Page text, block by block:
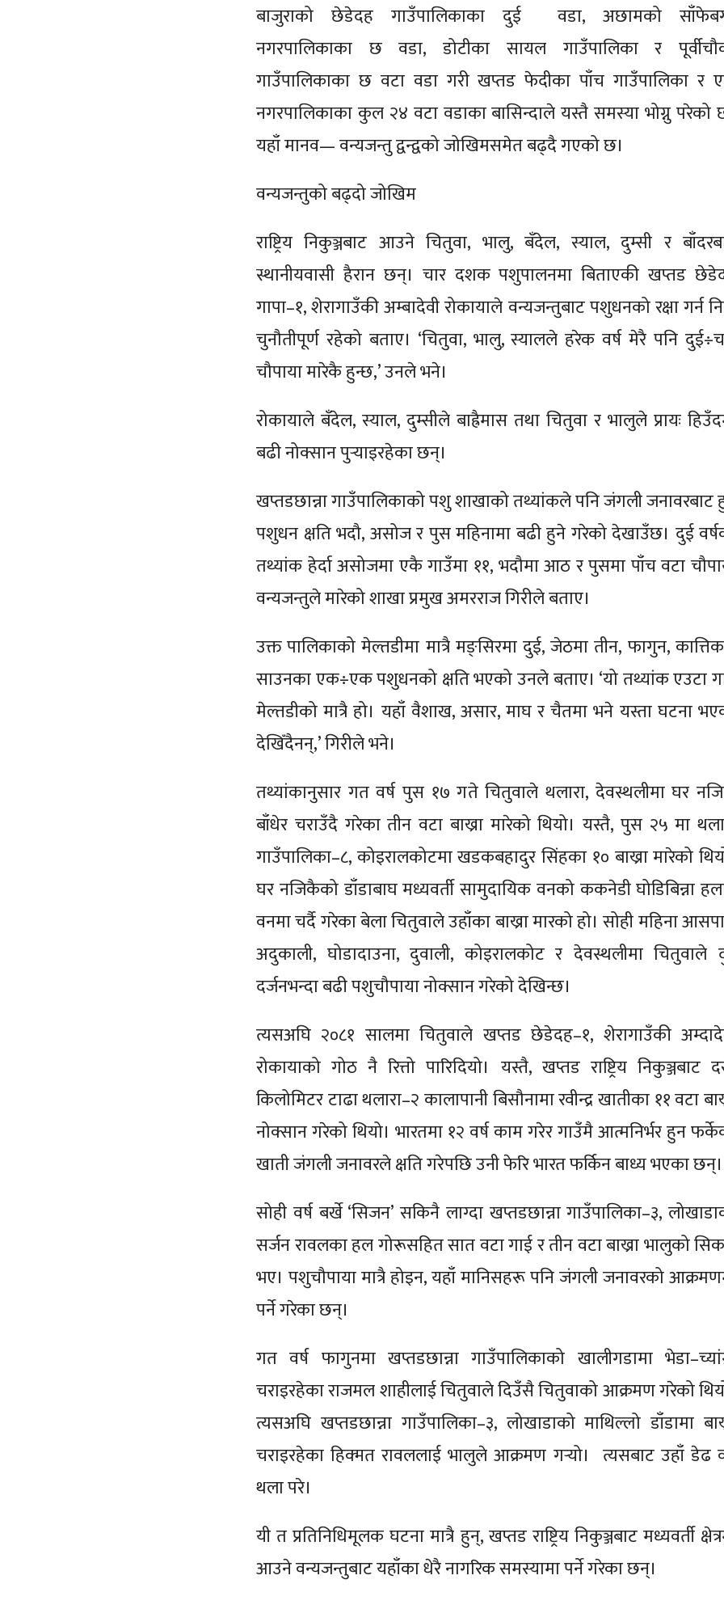
बाजुराको छेडेदह गाउँपालिकाका दुई वडा, अछामको
नगरपालिकाका छ वडा, डोटीका सायल गाउँपालिका र
गाउँपालिकाका छ वटा वडा गरी खप्तड फेदीका पाँच गाउँपालिका र
नगरपालिकाका कुल २४ वटा वडाका बासिन्दाले यस्तै समस्या भोग्नु परेको
यहाँ मानव— वन्यजन्तु द्वन्द्वको जोखिमसमेत बढ्दै गएको छ।
वन्यजन्तुको बढ्दो जोखिम
राष्ट्रिय निकुञ्जबाट आउने चितुवा, भालु, बँदेल, स्याल, दुम्सी र
स्थानीयवासी हैरान छन्। चार दशक पशुपालनमा बिताएकी खप्तड
गापा–१, शेरागाउँकी अम्बादेवी रोकायाले वन्यजन्तुबाट पशुधनको रक्षा गर्न
चुनौतीपूर्ण रहेको बताए। ‘चितुवा, भालु, स्यालले हरेक वर्ष मेरै पनि
चौपाया मारेकै हुन्छ,’ उनले भने।
रोकायाले बँदेल, स्याल, दुम्सीले बाह्रैमास तथा चितुवा र भालुले प्रायः
बढी नोक्सान पुर्‍याइरहेका छन्।
खप्तडछान्ना गाउँपालिकाको पशु शाखाको तथ्यांकले पनि जंगली जनावरबाट
पशुधन क्षति भदौ, असोज र पुस महिनामा बढी हुने गरेको देखाउँछ। दुई
तथ्यांक हेर्दा असोजमा एकै गाउँमा ११, भदौमा आठ र पुसमा पाँच वटा
वन्यजन्तुले मारेको शाखा प्रमुख अमरराज गिरीले बताए।
उक्त पालिकाको मेल्तडीमा मात्रै मङ्सिरमा दुई, जेठमा तीन, फागुन,
साउनका एक÷एक पशुधनको क्षति भएको उनले बताए। ‘यो तथ्यांक एउटा
मेल्तडीको मात्रै हो। यहाँ वैशाख, असार, माघ र चैतमा भने यस्ता घटना
देखिँदैनन्,’ गिरीले भने।
तथ्यांकानुसार गत वर्ष पुस १७ गते चितुवाले थलारा, देवस्थलीमा घर
बाँधेर चराउँदै गरेका तीन वटा बाख्रा मारेको थियो। यस्तै, पुस २५ मा
गाउँपालिका–८, कोइरालकोटमा खडकबहादुर सिंहका १० बाख्रा मारेको
घर नजिकैको डाँडाबाघ मध्यवर्ती सामुदायिक वनको ककनेडी घोडिबिन्ना
वनमा चर्दै गरेका बेला चितुवाले उहाँका बाख्रा मारको हो। सोही महिना
अदुकाली, घोडादाउना, दुवाली, कोइरालकोट र देवस्थलीमा चितुवाले
दर्जनभन्दा बढी पशुचौपाया नोक्सान गरेको देखिन्छ।
त्यसअघि २०८१ सालमा चितुवाले खप्तड छेडेदह–१, शेरागाउँकी
रोकायाको गोठ नै रित्तो पारिदियो। यस्तै, खप्तड राष्ट्रिय निकुञ्जबाट
किलोमिटर टाढा थलारा–२ कालापानी बिसौनामा रवीन्द्र खातीका ११ वटा
नोक्सान गरेको थियो। भारतमा १२ वर्ष काम गरेर गाउँमै आत्मनिर्भर हुन
खाती जंगली जनावरले क्षति गरेपछि उनी फेरि भारत फर्किन बाध्य भएका छन्।
सोही वर्ष बर्खे ‘सिजन’ सकिनै लाग्दा खप्तडछान्ना गाउँपालिका–३,
सर्जन रावलका हल गोरूसहित सात वटा गाई र तीन वटा बाख्रा भालुको
भए। पशुचौपाया मात्रै होइन, यहाँ मानिसहरू पनि जंगली जनावरको
पर्ने गरेका छन्।
गत वर्ष फागुनमा खप्तडछान्ना गाउँपालिकाको खालीगडामा
चराइरहेका राजमल शाहीलाई चितुवाले दिउँसै चितुवाको आक्रमण गरेको
त्यसअघि खप्तडछान्ना गाउँपालिका–३, लोखाडाको माथिल्लो डाँडामा
चराइरहेका हिक्मत रावललाई भालुले आक्रमण गर्‍यो। त्यसबाट उहाँ डेढ
थला परे।
यी त प्रतिनिधिमूलक घटना मात्रै हुन्, खप्तड राष्ट्रिय निकुञ्जबाट मध्यवर्ती
आउने वन्यजन्तुबाट यहाँका धेरै नागरिक समस्यामा पर्ने गरेका छन्।